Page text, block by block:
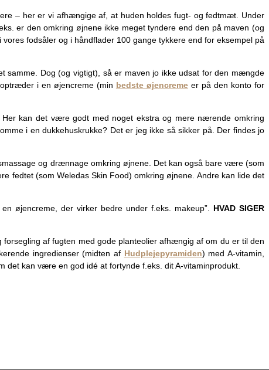
– her er vi afhængige af, at huden holdes fugt- og fedtmæt. Under
er den omkring øjnene ikke meget tyndere end den på maven (og
fodsåler og i håndflader 100 gange tykkere end for eksempel på
samme. Dog (og vigtigt), så er maven jo ikke udsat for den mængde
i en øjencreme (min bedste øjencremeer på den konto for
kan det være godt med noget ekstra og mere nærende omkring
i en dukkehuskrukke? Det er jeg ikke så sikker på. Der findes jo
og drænnage omkring øjnene. Det kan også bare være (som
fedtet (som Weledas Skin Food) omkring øjnene. Andre kan lide det
øjencreme, der virker bedre under f.eks. makeup”. HVAD SIGER
af fugten med gode planteolier afhængig af om du er til den
ingredienser (midten af Hudplejepyramiden) med A-vitamin,
kan være en god idé at fortynde f.eks. dit A-vitaminprodukt.